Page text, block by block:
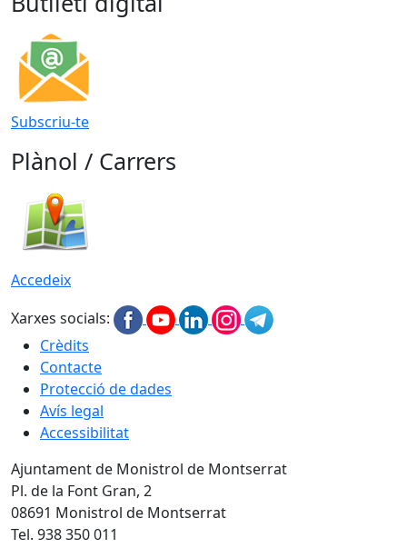
Subscriu-te
Plànol / Carrers
Accedeix
Xarxes socials:
Crèdits
Contacte
Protecció de dades
Avís legal
Accessibilitat
Ajuntament de Monistrol de Montserrat
Pl. de la Font Gran, 2
08691 Monistrol de Montserrat
Tel. 938 350 011